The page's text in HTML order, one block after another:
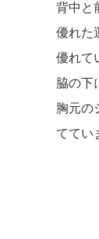
背中と
優れた
優れて
脇の下
胸元の
ててい